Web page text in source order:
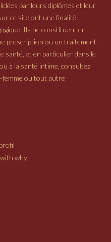
par leurs diplômes et leur
ce site ont une finalité
Ils ne constituent en
prescription ou un traitement.
santé, et en particulier dans le
à la santé intime, consultez
femme ou tout autre
why